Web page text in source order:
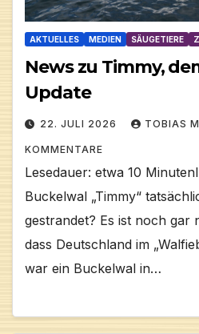
AKTUELLES MEDIEN SÄUGETIERE
News zu Timmy,
Update
22. JULI 2026 TOBIAS
KOMMENTARE
Lesedauer: etwa 10
Buckelwal „Timmy“
gestrandet? Es ist noch gar
dass Deutschland im
war ein Buckelwal in…